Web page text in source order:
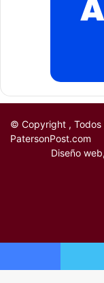
© Copyright ,
PatersonPost.com
Diseño
Facebook Twitter